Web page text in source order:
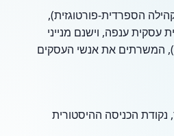
הספרדית-פורטוגזית),
עסקית ענפה, וישנם מנייני
תפילה יומיים בבנייני משרדים סמוכים ובבתי חב"ד הפועלים באזור דרום מנהטן (Lower Manhattan), המשרתים את אנשי העסקים
נקודת הכניסה ההיסטורית